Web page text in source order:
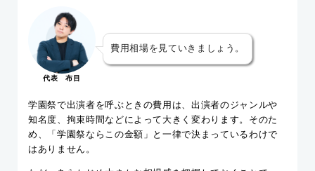
代表 布目
費用相場を見ていきましょう。
学園祭で出演者を呼ぶときの費用は、出演者のジャンルや
知名度、拘束時間などによって大きく変わります。そのた
め、「学園祭ならこの金額」と一律で決まっているわけで
はありません。